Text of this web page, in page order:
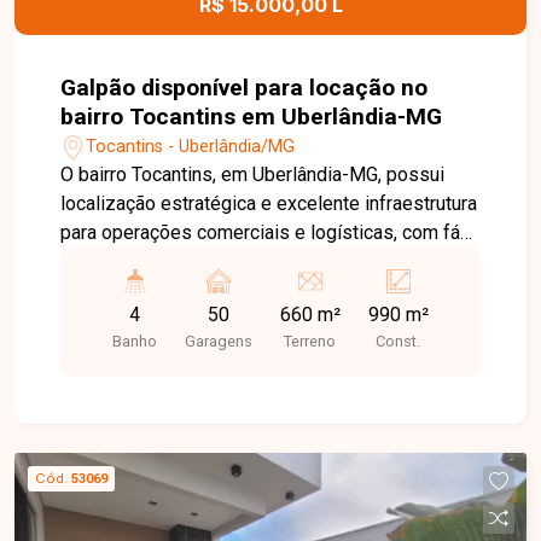
R$ 15.000,00 L
Galpão disponível para locação no
bairro Tocantins em Uberlândia-MG
Tocantins - Uberlândia/MG
O bairro Tocantins, em Uberlândia-MG, possui
localização estratégica e excelente infraestrutura
para operações comerciais e logísticas, com fácil
A região é ideal para empresas que necessitam
de agilidade no transporte, distribuição e
movimentação de cargas. Galpão comercial em
conta ainda com terreno lateral de 330m², ampla
área externa para pátio de manobras ou
implantação de projeto BTS (Built to Suit), além
4
Banho
50
Garagens
660 m²
Terreno
990 m²
Const.
Cód. 53069